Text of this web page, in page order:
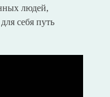
людей,
себя путь